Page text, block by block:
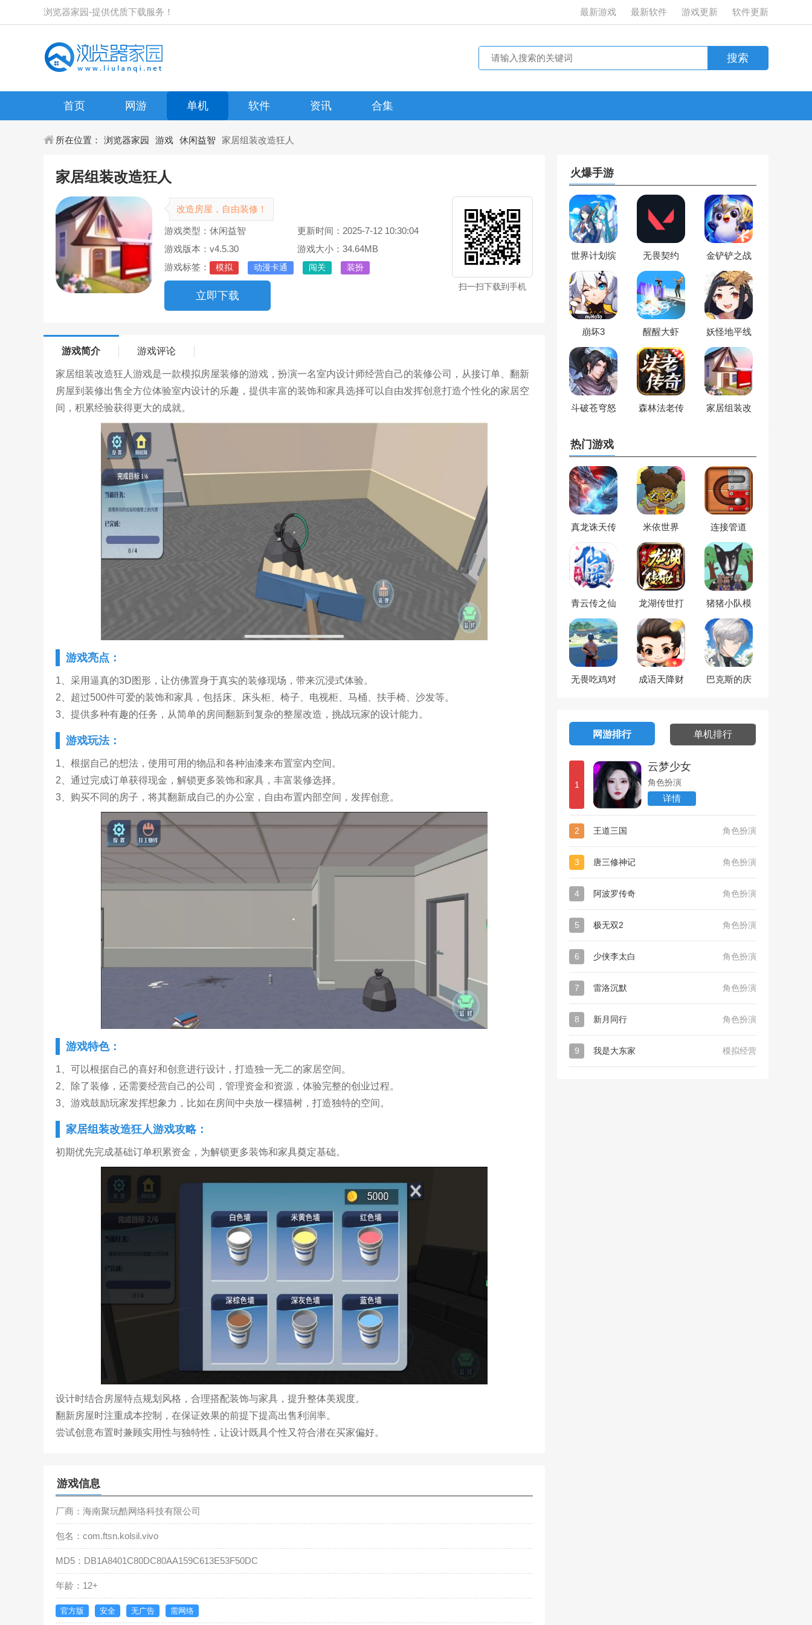
浏览器家园-提供优质下载服务！ 最新游戏 最新软件 游戏更新 软件更新
首页 网游 单机 软件 资讯 合集
所在位置： 浏览器家园 游戏 休闲益智 家居组装改造狂人
家居组装改造狂人
改造房屋，自由装修！
游戏类型：休闲益智
更新时间：2025-7-12 10:30:04
游戏版本：v4.5.30
游戏大小：34.64MB
游戏标签：
模拟 动漫卡通 闯关 装扮
立即下载
扫一扫下载到手机
游戏简介 游戏评论
家居组装改造狂人游戏是一款模拟房屋装修的游戏，扮演一名室内设计师经营自己的装修公司，从接订单、翻新
房屋到装修出售全方位体验室内设计的乐趣，提供丰富的装饰和家具选择可以自由发挥创意打造个性化的家居空
间，积累经验获得更大的成就。
游戏亮点：
1、采用逼真的3D图形，让仿佛置身于真实的装修现场，带来沉浸式体验。
2、超过500件可爱的装饰和家具，包括床、床头柜、椅子、电视柜、马桶、扶手椅、沙发等。
3、提供多种有趣的任务，从简单的房间翻新到复杂的整屋改造，挑战玩家的设计能力。
游戏玩法：
1、根据自己的想法，使用可用的物品和各种油漆来布置室内空间。
2、通过完成订单获得现金，解锁更多装饰和家具，丰富装修选择。
3、购买不同的房子，将其翻新成自己的办公室，自由布置内部空间，发挥创意。
游戏特色：
1、可以根据自己的喜好和创意进行设计，打造独一无二的家居空间。
2、除了装修，还需要经营自己的公司，管理资金和资源，体验完整的创业过程。
3、游戏鼓励玩家发挥想象力，比如在房间中央放一棵猫树，打造独特的空间。
家居组装改造狂人游戏攻略：
初期优先完成基础订单积累资金，为解锁更多装饰和家具奠定基础。
设计时结合房屋特点规划风格，合理搭配装饰与家具，提升整体美观度。
翻新房屋时注重成本控制，在保证效果的前提下提高出售利润率。
尝试创意布置时兼顾实用性与独特性，让设计既具个性又符合潜在买家偏好。
游戏信息
厂商：海南聚玩酷网络科技有限公司
包名：com.ftsn.kolsil.vivo
MD5：DB1A8401C80DC80AA159C613E53F50DC
年龄：12+
官方版 安全 无广告 需网络
火爆手游
世界计划缤
无畏契约 金铲铲之战
崩坏3 醒醒大虾 妖怪地平线
斗破苍穹怒
森林法老传
家居组装改
热门游戏
真龙诛天传
米依世界 连接管道
青云传之仙
龙湖传世打
猪猪小队模
无畏吃鸡对
成语天降财
巴克斯的庆
网游排行 单机排行
1
云梦少女
角色扮演
详情
2 王道三国 角色扮演
3 唐三修神记 角色扮演
4 阿波罗传奇 角色扮演
5 极无双2 角色扮演
6 少侠李太白 角色扮演
7 雷洛沉默 角色扮演
8 新月同行 角色扮演
9 我是大东家 模拟经营